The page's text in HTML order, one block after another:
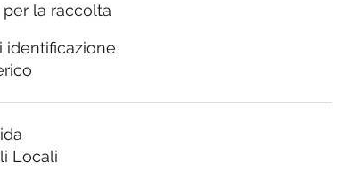
per la raccolta
identificazione
Locali